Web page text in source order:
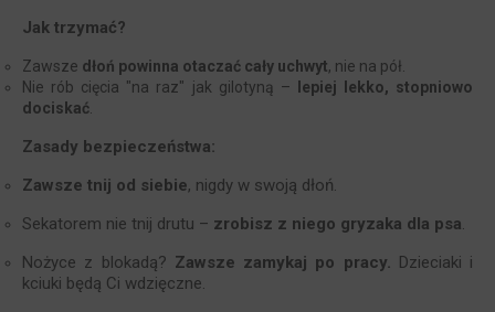
Jak trzymać?
Zawsze dłoń powinna otaczać cały uchwyt, nie na pół.
Nie rób cięcia "na raz" jak gilotyną –
lepiej lekko, stopniowo
dociskać
Zasady bezpieczeństwa:
Zawsze tnij od siebie, nigdy w swoją dłoń.
Sekatorem nie tnij drutu – zrobisz z niego gryzaka dla psa.
Nożyce z blokadą? Zawsze zamykaj po pracy. Dzieciaki i
kciuki będą Ci wdzięczne.